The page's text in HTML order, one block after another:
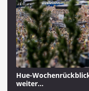
Hue-
weiter…